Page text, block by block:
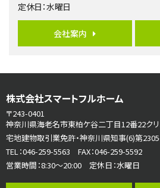
ご家族が集まるLDKは１７．５帖とゆとりある広
並列２台駐車可。１階はリビングと水まわりをま
第8位
定休日：水曜日
会社案内
株式会社スマートフルホーム
〒243-0401
神奈川県海老名市東柏ケ谷二丁目12番22ク
宅地建物取引業免許・神奈川県知事(6)第
TEL：046-259-5563 FAX：046-259-5592
営業時間：8:30～20:00 定休日：水曜日